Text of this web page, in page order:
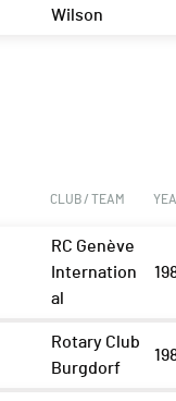
Wilson
CLUB / TEAM
RC Genève
Internation
al
Rotary Club
Burgdorf